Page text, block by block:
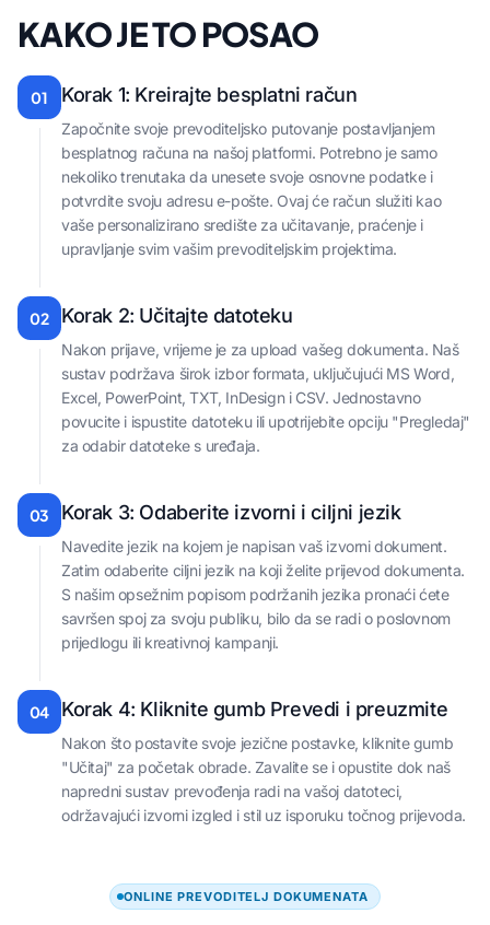
KAKO JE TO POSAO
01 Korak 1: Kreirajte besplatni račun
Započnite svoje prevoditeljsko putovanje postavljanjem
besplatnog računa na našoj platformi. Potrebno je samo
nekoliko trenutaka da unesete svoje osnovne podatke i
potvrdite svoju adresu e-pošte. Ovaj će račun služiti kao
vaše personalizirano središte za učitavanje, praćenje i
upravljanje svim vašim prevoditeljskim projektima.
02 Korak 2: Učitajte datoteku
Nakon prijave, vrijeme je za upload vašeg dokumenta. Naš
sustav podržava širok izbor formata, uključujući MS Word,
Excel, PowerPoint, TXT, InDesign i CSV. Jednostavno
povucite i ispustite datoteku ili upotrijebite opciju "Pregledaj"
za odabir datoteke s uređaja.
03 Korak 3: Odaberite izvorni i ciljni jezik
Navedite jezik na kojem je napisan vaš izvorni dokument.
Zatim odaberite ciljni jezik na koji želite prijevod dokumenta.
S našim opsežnim popisom podržanih jezika pronaći ćete
savršen spoj za svoju publiku, bilo da se radi o poslovnom
prijedlogu ili kreativnoj kampanji.
04 Korak 4: Kliknite gumb Prevedi i preuzmite
Nakon što postavite svoje jezične postavke, kliknite gumb
"Učitaj" za početak obrade. Zavalite se i opustite dok naš
napredni sustav prevođenja radi na vašoj datoteci,
održavajući izvorni izgled i stil uz isporuku točnog prijevoda.
ONLINE PREVODITELJ DOKUMENATA